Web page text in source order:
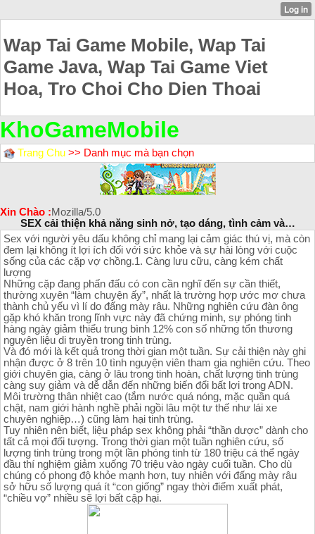
Wap Tai Game Mobile, Wap Tai
Game Java, Wap Tai Game Viet
Hoa, Tro Choi Cho Dien Thoai
KhoGameMobile
Trang Chu >> Danh mục mà bạn chọn
Xin Chào :Mozilla/5.0
SEX cải thiện khả năng sinh nở, tạo dáng, tình cảm và…
Sex với người yêu dấu không chỉ mang lại cảm giác thú vị, mà còn
đem lại không ít lợi ích đối với sức khỏe và sự hài lòng với cuộc
sống của các cặp vợ chồng.1. Càng lưu cữu, càng kém chất
lượng
Những cặp đang phấn đấu có con cần nghĩ đến sự cần thiết,
thường xuyên “làm chuyện ấy”, nhất là trường hợp ước mơ chưa
thành chủ yếu vì lí do đấng mày râu. Những nghiên cứu đàn ông
gặp khó khăn trong lĩnh vực này đã chứng minh, sự phóng tinh
hàng ngày giảm thiểu trung bình 12% con số những tổn thương
nguyên liệu di truyền trong tinh trùng.
Và đó mới là kết quả trong thời gian một tuần. Sự cải thiện này ghi
nhận được ở 8 trên 10 tình nguyện viên tham gia nghiên cứu. Theo
giới chuyên gia, càng ở lâu trong tinh hoàn, chất lượng tinh trùng
càng suy giảm và dễ dẫn đến những biến đổi bất lợi trong ADN.
Môi trường thân nhiệt cao (tắm nước quá nóng, mặc quần quá
chật, nam giới hành nghề phải ngồi lâu một tư thế như lái xe
chuyên nghiệp…) cũng làm hại tinh trùng.
Tuy nhiên nên biết, liệu pháp sex không phải “thần dược” dành cho
tất cả mọi đối tượng. Trong thời gian một tuần nghiên cứu, số
lượng tinh trùng trong một lần phóng tinh từ 180 triệu cá thể ngày
đầu thí nghiệm giảm xuống 70 triệu vào ngày cuối tuần. Cho dù
chúng có phong độ khỏe mạnh hơn, tuy nhiên với đấng mày râu
sở hữu số lượng quá ít “con giống” ngay thời điểm xuất phát,
“chiều vợ” nhiều sẽ lợi bất cập hại.